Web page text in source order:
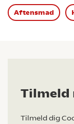
Aftensmad
Tilmeld
Tilmeld dig